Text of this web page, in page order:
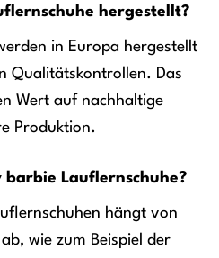
hergestellt?
in Europa hergestellt
Qualitätskontrollen. Das
Wert auf nachhaltige
Produktion.
Lauflernschuhe?
hängt von
wie zum Beispiel der